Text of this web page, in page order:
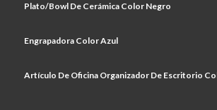
Plato/Bowl De Cerámica Color Negro
Engrapadora Color Azul
Artículo De Oficina Organizador De Escritorio